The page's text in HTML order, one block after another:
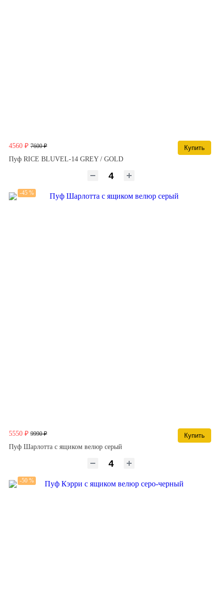
4560 ₽ 7600 ₽
Купить
Пуф RICE BLUVEL-14 GREY / GOLD
5550 ₽ 9990 ₽
-45 %
Купить
Пуф Шарлотта с ящиком велюр серый
-50 %